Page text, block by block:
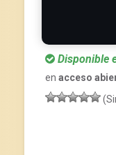
Disponible
en acceso